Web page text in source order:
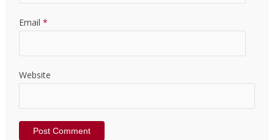
Email *
Website